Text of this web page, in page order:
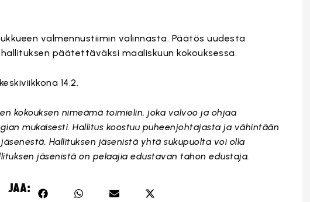
valmennustiimin valinnasta. Päätös uudesta
päätettäväksi maaliskuun kokouksessa.
14.2.
kokouksen nimeämä toimielin, joka valvoo ja ohjaa
mukaisesti. Hallitus koostuu puheenjohtajasta ja vähintään
Hallituksen jäsenistä yhtä sukupuolta voi olla
jäsenistä on pelaajia edustavan tahon edustaja.
JAA: